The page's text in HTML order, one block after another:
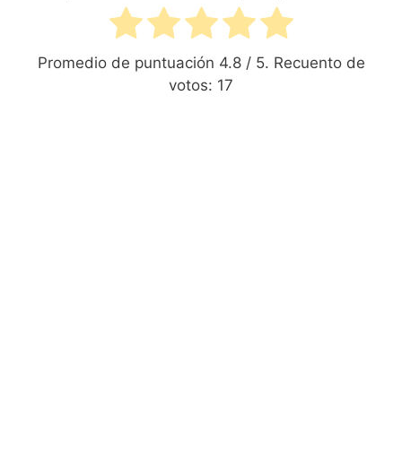
Promedio de puntuación 4.8/ 5. Recuento de
votos: 17